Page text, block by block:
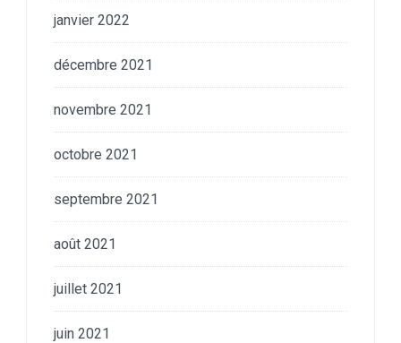
janvier 2022
décembre 2021
novembre 2021
octobre 2021
septembre 2021
août 2021
juillet 2021
juin 2021